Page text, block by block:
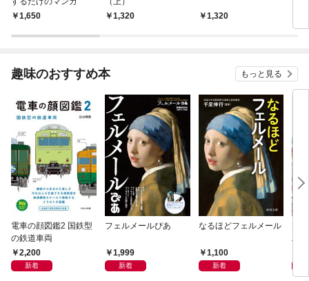
1,650
1,320
1,320
趣味のおすすめ本 もっと見る
電車の顔図鑑2 国鉄型
の鉄道車両
2,200
新着
フェルメールぴあ
1,999
新着
なるほどフェルメール
1,100
新着
ハ